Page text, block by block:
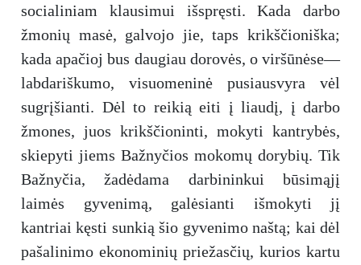
socialiniam klausimui išspręsti. Kada darbo
žmonių masė, galvojo jie, taps krikščioniška;
kada apačioj bus daugiau dorovės, o viršūnėse—
labdariškumo, visuomeninė pusiausvyra vėl
sugrįšianti. Dėl to reikią eiti į liaudį, į darbo
žmones, juos krikščioninti, mokyti kantrybės,
skiepyti jiems Bažnyčios mokomų dorybių. Tik
Bažnyčia, žadėdama darbininkui būsimąjį
laimės gyvenimą, galėsianti išmokyti jį
kantriai kęsti sunkią šio gyvenimo naštą; kai dėl
pašalinimo ekonominių priežasčių, kurios kartu